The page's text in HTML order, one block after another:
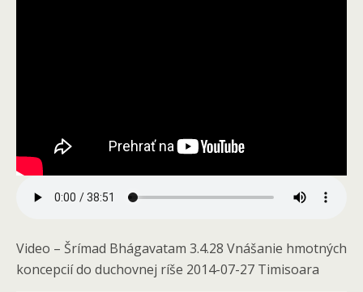
Video – Šrímad Bhágavatam 3.4.28 Vnášanie hmotných
koncepcií do duchovnej ríše 2014-07-27 Timisoara